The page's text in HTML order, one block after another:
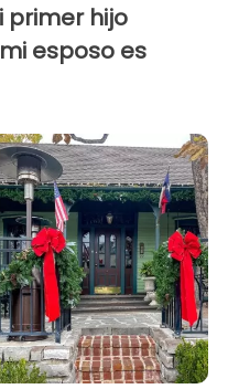
primer hijo
esposo es